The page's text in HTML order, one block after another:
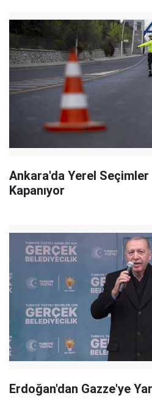
Ankara'da Yerel
Kapanıyor
Erdoğan'dan Gazze'ye